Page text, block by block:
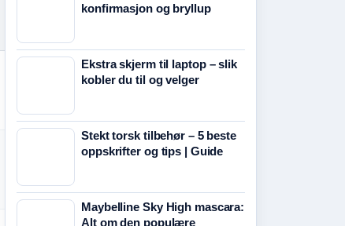
konfirmasjon og bryllup
Ekstra skjerm til laptop – slik
kobler du til og velger
Stekt torsk tilbehør – 5 beste
oppskrifter og tips | Guide
Maybelline Sky High mascara:
Alt om den populære